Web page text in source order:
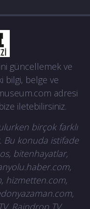
güncellemek ve
bilgi, belge ve
adresi
iletebilirsiniz.
birçok farklı
Bu konuda istifade
bitenhayatlar,
hizmetten.com,
Raindrop TV,